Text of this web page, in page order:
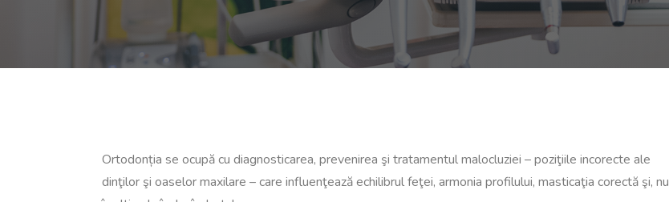
Ortodonția se ocupă cu diagnosticarea, prevenirea şi tratamentul malocluziei – poziţiile incorecte ale
dinţilor şi oaselor maxilare – care influenţează echilibrul feţei, armonia profilului, masticaţia corectă şi, nu